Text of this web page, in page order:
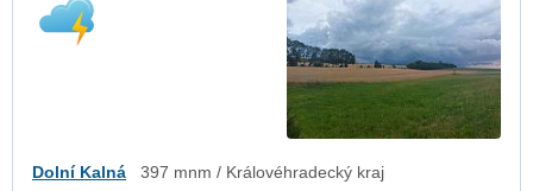
Dolní Kalná 397 mnm / Královéhradecký kraj